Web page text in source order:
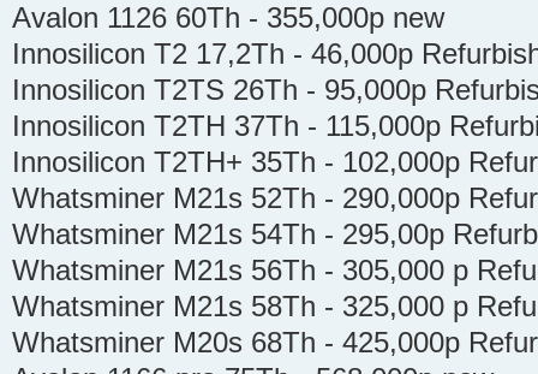
Avalon 1126 60Th - 355,000р new
Innosilicon T2 17,2Th - 46,000р
Innosilicon T2TS 26Th - 95,000р
Innosilicon T2TH 37Th - 115,000р
Innosilicon T2TH+ 35Th - 102,000р
Whatsminer M21s 52Th - 290,000р
Whatsminer M21s 54Th - 295,00р
Whatsminer M21s 56Th - 305,000 р
Whatsminer M21s 58Th - 325,000 р
Whatsminer M20s 68Th - 425,000р